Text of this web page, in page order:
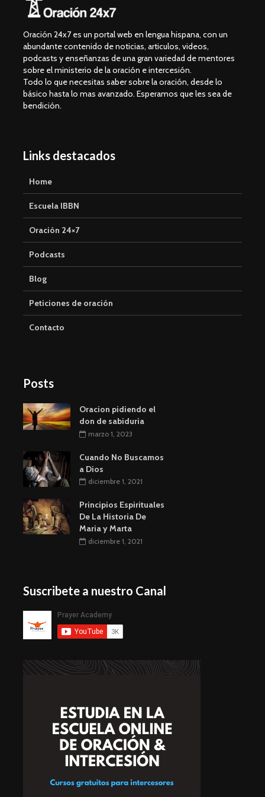
Oración 24x7 es un portal web en lengua hispana, con un
abundante contenido de noticias, articulos, videos,
podcasts y enseñanzas de una gran variedad de mentores
sobre el ministerio de la oración e intercesión.
Todo lo que necesitas saber sobre la oración, desde lo
básico hasta lo mas avanzado. Esperamos que les sea de
bendición.
Links destacados
Home
Escuela IBBN
Oración 24×7
Podcasts
Blog
Peticiones de oración
Contacto
Posts
Oracion pidiendo el
don de sabiduria
marzo 1, 2023
Cuando No Buscamos
a Dios
diciembre 1, 2021
Principios Espirituales
De La Historia De
Maria y Marta
diciembre 1, 2021
Suscribete a nuestro Canal